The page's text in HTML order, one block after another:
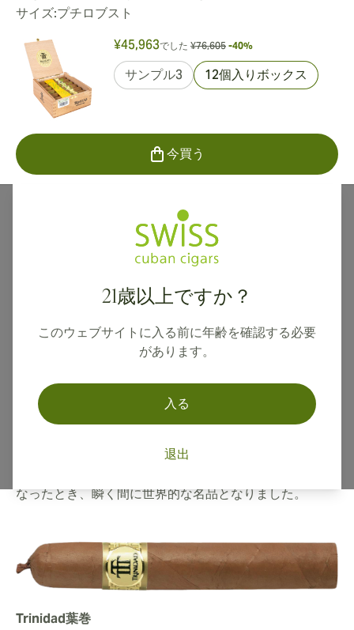
サイズ:プチロブスト
¥45,963でした ¥76,605 -40%
サンプル3 12個入りボックス
今買う
21歳以上ですか？
このウェブサイトに入る前に年齢を確認する必要
があります。
入る
退出
トリニダッド葉巻をお探しの方へ
希少感や格の高さを贈り物に込めたい方、コレクション
に加えたい方に向きます。上品なプレミアム層のキュー
バとして、特別な夜の一本を探す購入者によく選ばれま
Trinidad葉巻は、かつてキューバで最高の秘宝とされて
いました。ユネスコ世界遺産に登録されている16世紀の
素晴らしい町、ラ・サンティシマ・トリニダーにちなん
で名付けられたこのブランドの葉巻は、高官や外交官の
なったとき、瞬く間に世界的な名品となりました。
Trinidad葉巻